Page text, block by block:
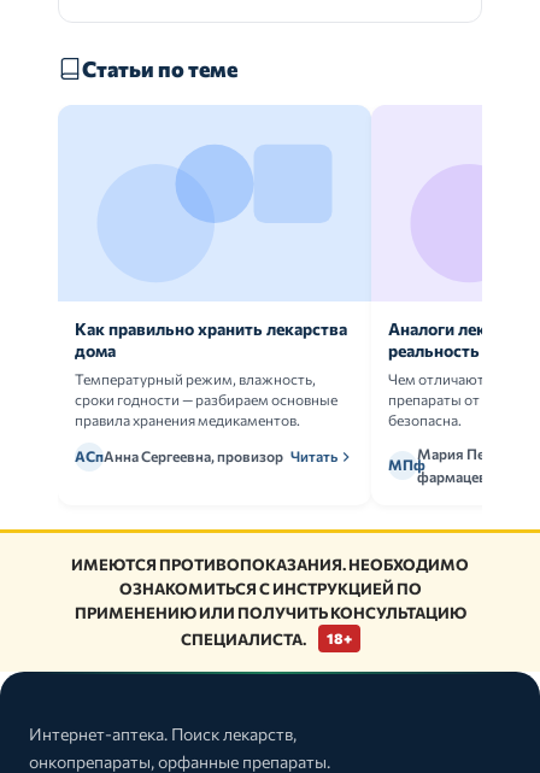
Статьи по теме
Как правильно хранить лекарства
дома
Температурный режим, влажность,
сроки годности — разбираем основные
правила хранения медикаментов.
АСпАнна Сергеевна, провизор Читать
Аналоги
реальность
Чем отличаются
препараты от
безопасна.
МПф
Мария Петрова,
фармацевт
ИМЕЮТСЯ ПРОТИВОПОКАЗАНИЯ. НЕОБХОДИМО
ОЗНАКОМИТЬСЯ С ИНСТРУКЦИЕЙ ПО
ПРИМЕНЕНИЮ ИЛИ ПОЛУЧИТЬ КОНСУЛЬТАЦИЮ
СПЕЦИАЛИСТА.
18+
Интернет-аптека. Поиск лекарств,
онкопрепараты, орфанные препараты.